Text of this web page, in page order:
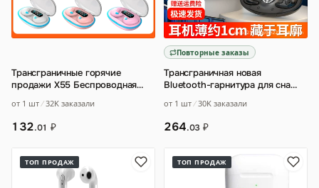
Трансграничные горячие
продажи X55 Беспроводная
мини-шумоподав…
от 1 шт 32K заказали
132.01 ₽
Повторные заказы
Трансграничная новая
Bluetooth-гарнитура для сна
проводимость…
от 1 шт 30K заказали
264.03 ₽
ТОП ПРОДАЖ ТОП ПРОДАЖ